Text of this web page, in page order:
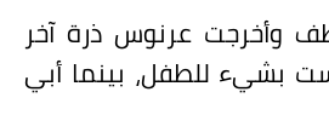
وأخرجت عرنوس ذرة آخر
بشيء للطفل، بينما أبي